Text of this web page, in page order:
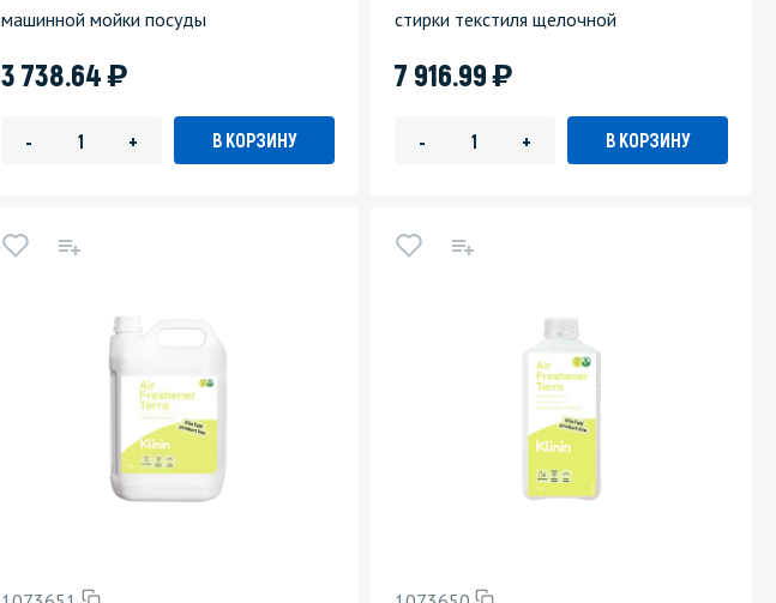
машинной мойки посуды
3 738.64)
- + В КОРЗИНУ
стирки текстиля щелочной
7 916.99)
- + В КОРЗИНУ